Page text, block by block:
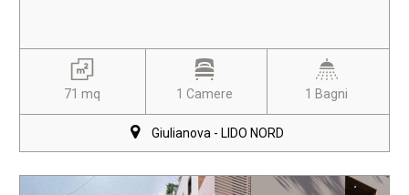
71 mq 1 Camere 1 Bagni
Giulianova - LIDO NORD